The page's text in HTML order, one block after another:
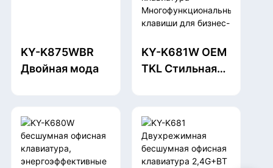
эргономическо
е безмолвное
ленивый дизайн
для Office &
KY-K875WBR
Двойная мода
KY-K681W OEM
TKL Стильная
офисная
клавиатура
Многофункцион